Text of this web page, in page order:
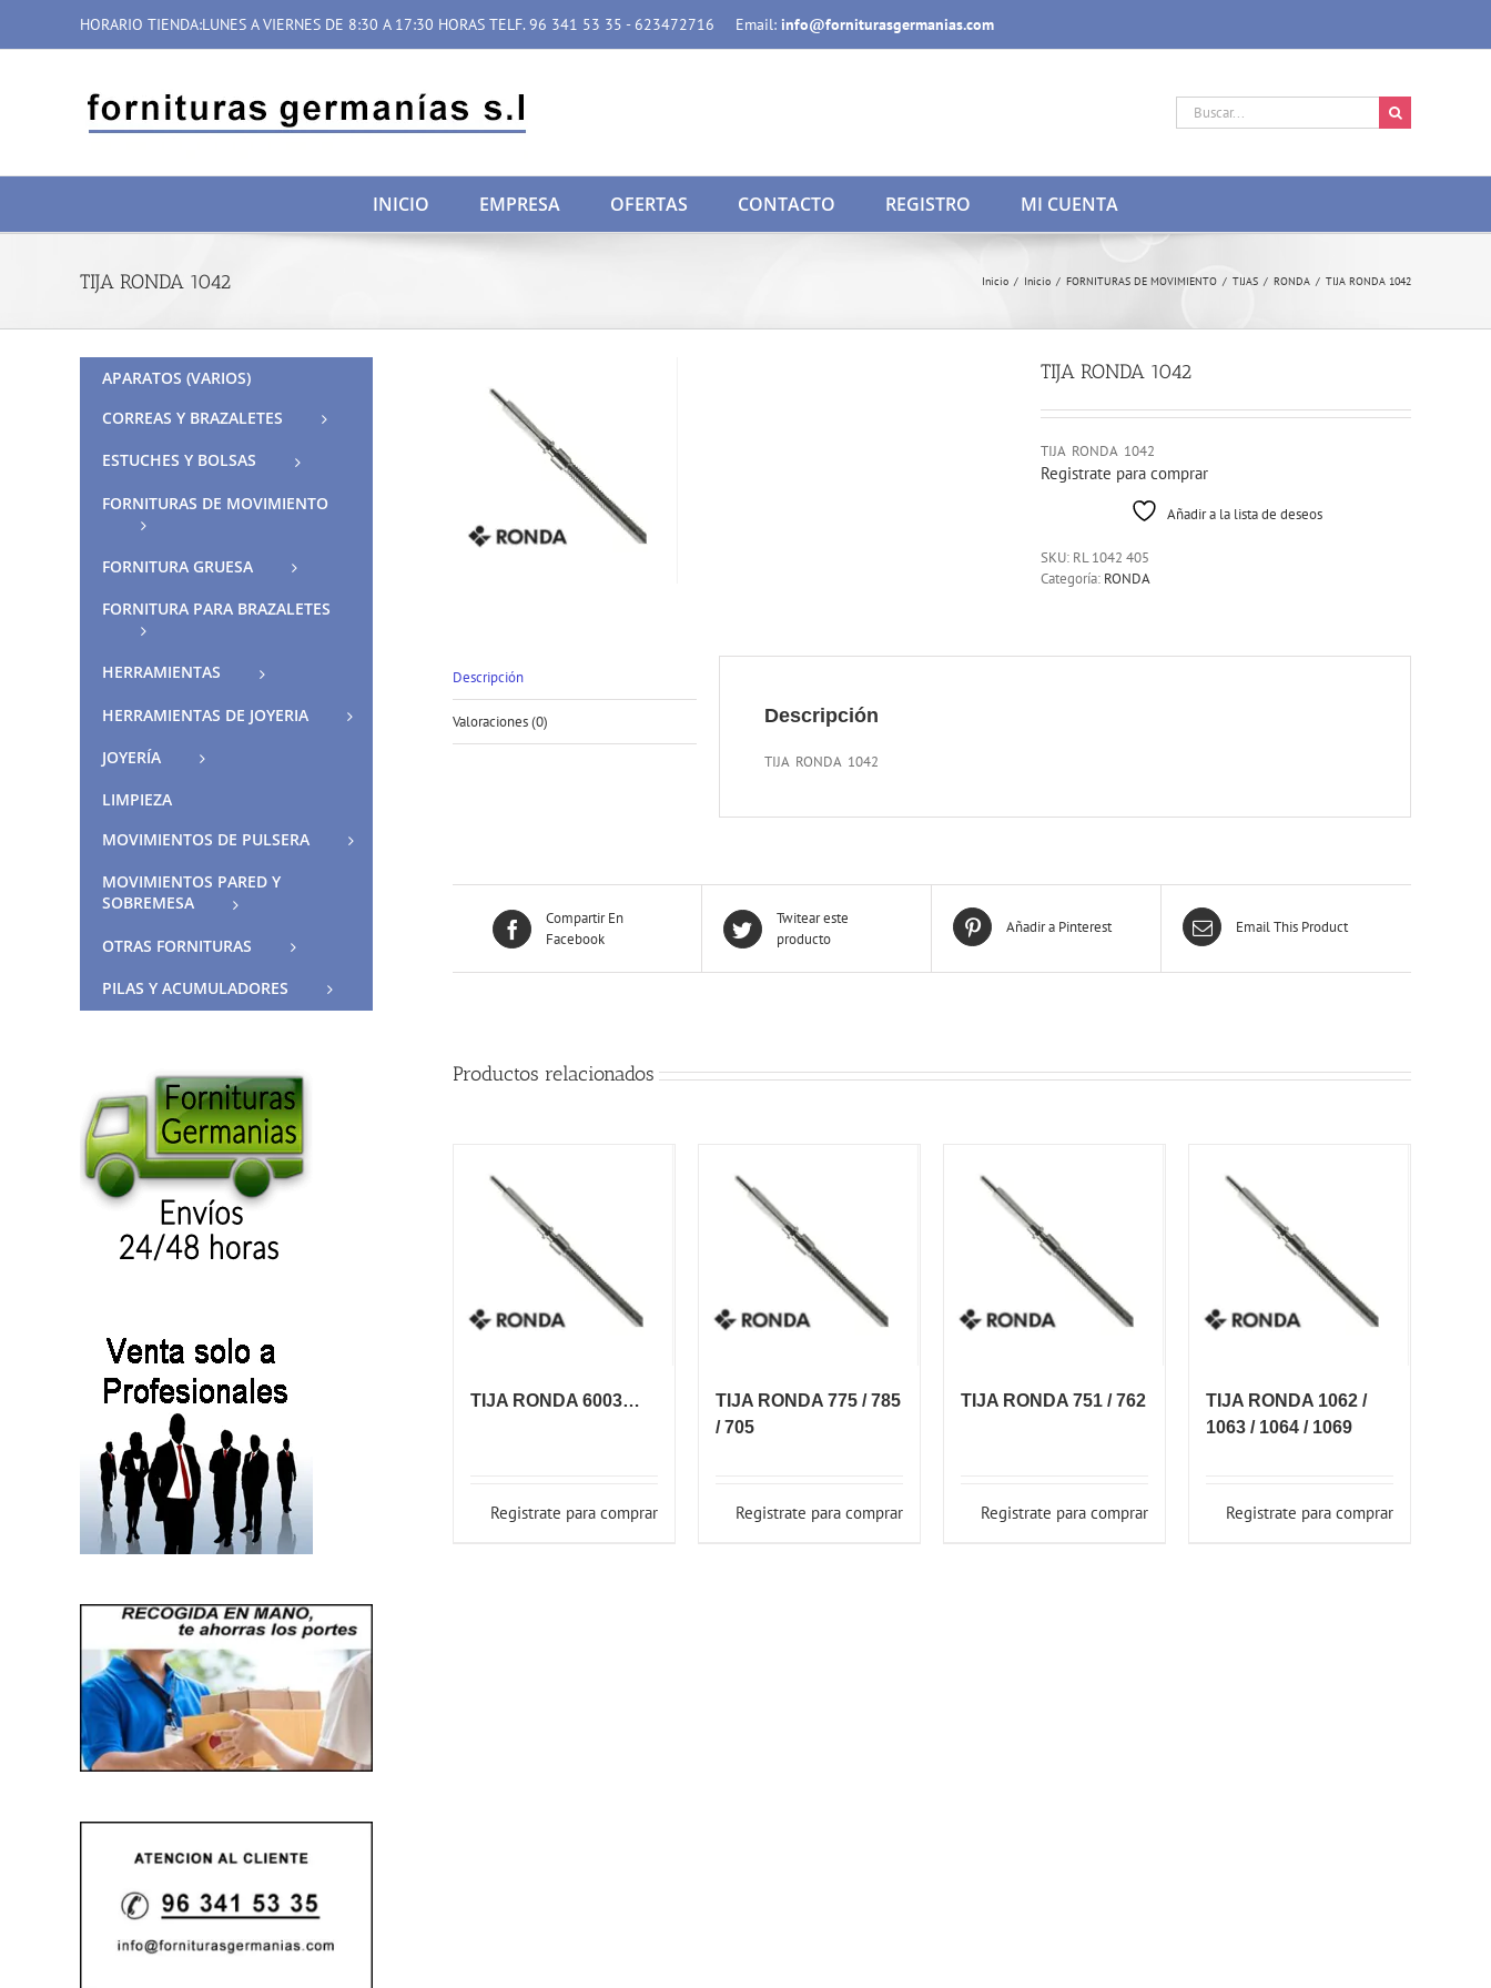
contenido
HORARIO TIENDA:LUNES A VIERNES DE 8:30 A 17:30 HORAS TELF. 96 341 53 35 - 623472716 Email: info@forniturasgermanias.com
Buscar:
INICIO EMPRESA OFERTAS CONTACTO REGISTRO MI CUENTA
TIJA RONDA 1042 Inicio / Inicio / FORNITURAS DE MOVIMIENTO / TIJAS / RONDA / TIJA RONDA 1042
TIJA RONDA 1042
TIJA RONDA 1042
Registrate para comprar
Añadir a la lista de deseos
SKU: RL 1042 405
Categoría: RONDA
Descripción
Valoraciones (0) Descripción
TIJA RONDA 1042
Compartir En
Facebook
Twitear este
producto
Añadir a Pinterest Email This Product
Productos relacionados
TIJA RONDA 6003…
Registrate para comprar
TIJA RONDA 775 / 785
/ 705
Registrate para comprar
TIJA RONDA 751 / 762
Registrate para comprar
TIJA RONDA 1062 /
1063 / 1064 / 1069
Registrate para comprar
APARATOS (VARIOS)
CORREAS Y BRAZALETES
ESTUCHES Y BOLSAS
FORNITURAS DE MOVIMIENTO
FORNITURA GRUESA
FORNITURA PARA BRAZALETES
HERRAMIENTAS
HERRAMIENTAS DE JOYERIA
JOYERÍA
LIMPIEZA
MOVIMIENTOS DE PULSERA
MOVIMIENTOS PARED Y
SOBREMESA
OTRAS FORNITURAS
PILAS Y ACUMULADORES